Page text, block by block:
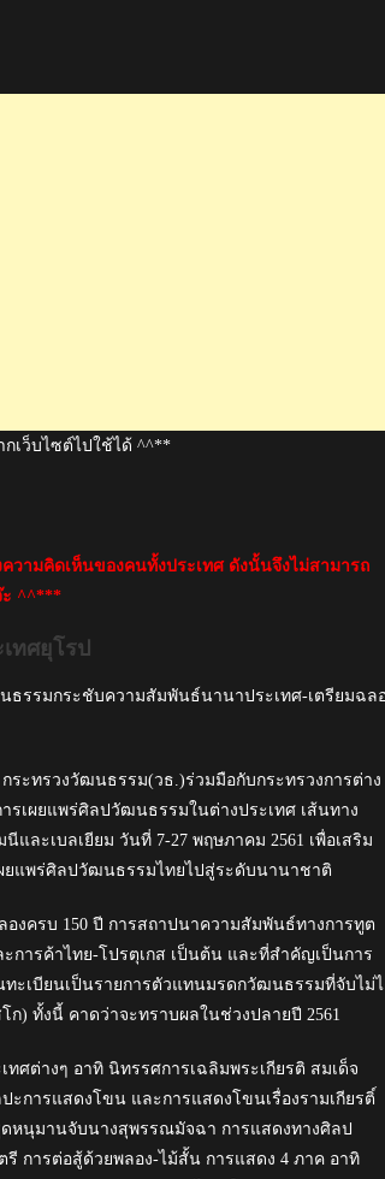
เว็บไซต์ไปใช้ได้ ^^**
วามคิดเห็นของคนทั้งประเทศ ดังนั้นจึงไม่สามารถ
ะ ^^***
ทศยุโรป
ธรรมกระชับความสัมพันธ์นานาประเทศ-เตรียมฉล
ะทรวงวัฒนธรรม(วธ.)ร่วมมือกับกระทรวงการต่าง
รเผยแพร่ศิลปวัฒนธรรมในต่างประเทศ เส้นทาง
และเบลเยียม วันที่ 7-27 พฤษภาคม 2561 เพื่อเสริม
ยแพร่ศิลปวัฒนธรรมไทยไปสู่ระดับนานาชาติ
งครบ 150 ปี การสถาปนาความสัมพันธ์ทางการทูต
การค้าไทย-โปรตุเกส เป็นต้น และที่สำคัญเป็นการ
ทะเบียนเป็นรายการตัวแทนมรดกวัฒนธรรมที่จับไม่
) ทั้งนี้ คาดว่าจะทราบผลในช่วงปลายปี 2561
ศต่างๆ อาทิ นิทรรศการเฉลิมพระเกียรติ สมเด็จ
การแสดงโขน และการแสดงโขนเรื่องรามเกียรติ์
นุมานจับนางสุพรรณมัจฉา การแสดงทางศิลป
การต่อสู้ด้วยพลอง-ไม้สั้น การแสดง 4 ภาค อาทิ